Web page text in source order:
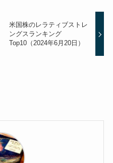
米国株のレラティブストレ
ングスランキング
Top10（2024年6月20日）